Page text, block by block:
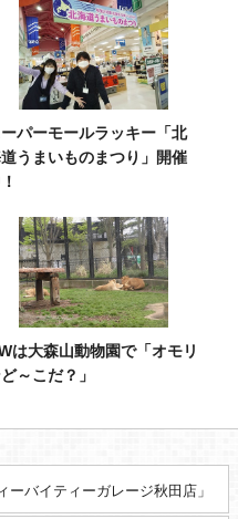
ーパーモールラッキー「北
うまいものまつり」開催
は大森山動物園で「オモリ
～こだ？」
バイティーガレージ秋田店」